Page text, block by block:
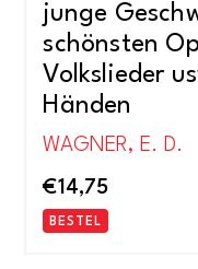
junge
schönsten
Volkslieder
Händen
WAGNER, E. D.
€14,75
BESTEL